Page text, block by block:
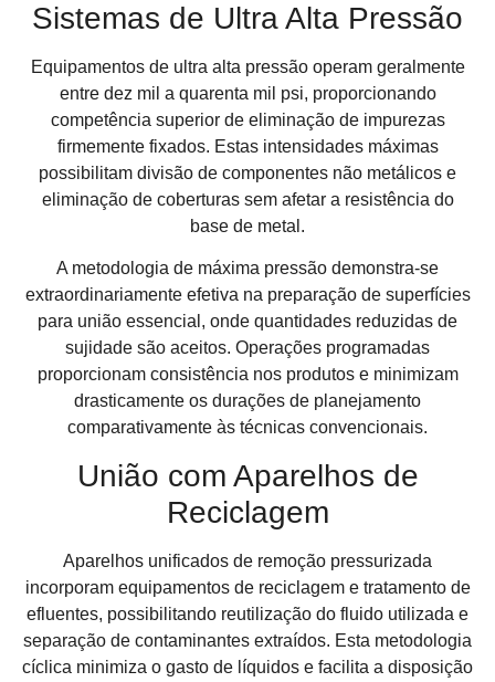
Sistemas de Ultra Alta Pressão
Equipamentos de ultra alta pressão operam geralmente
entre dez mil a quarenta mil psi, proporcionando
competência superior de eliminação de impurezas
firmemente fixados. Estas intensidades máximas
possibilitam divisão de componentes não metálicos e
eliminação de coberturas sem afetar a resistência do
base de metal.
A metodologia de máxima pressão demonstra-se
extraordinariamente efetiva na preparação de superfícies
para união essencial, onde quantidades reduzidas de
sujidade são aceitos. Operações programadas
proporcionam consistência nos produtos e minimizam
drasticamente os durações de planejamento
comparativamente às técnicas convencionais.
União com Aparelhos de
Reciclagem
Aparelhos unificados de remoção pressurizada
incorporam equipamentos de reciclagem e tratamento de
efluentes, possibilitando reutilização do fluido utilizada e
separação de contaminantes extraídos. Esta metodologia
cíclica minimiza o gasto de líquidos e facilita a disposição